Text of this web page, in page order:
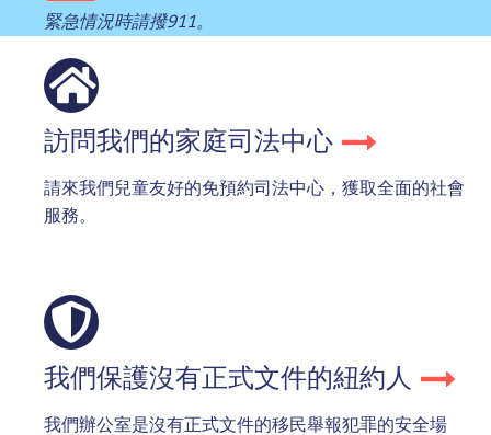
緊急情況時請撥911。
訪問我們的家庭司法中心
請來我們兒童友好的免預約司法中心，獲取全面的社會
服務。
我們保護沒有正式文件的紐約人
我們辦公室是沒有正式文件的移民舉報犯罪的安全場